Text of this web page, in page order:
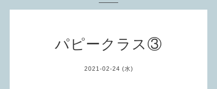
パピークラス③
2021-02-24 (水)